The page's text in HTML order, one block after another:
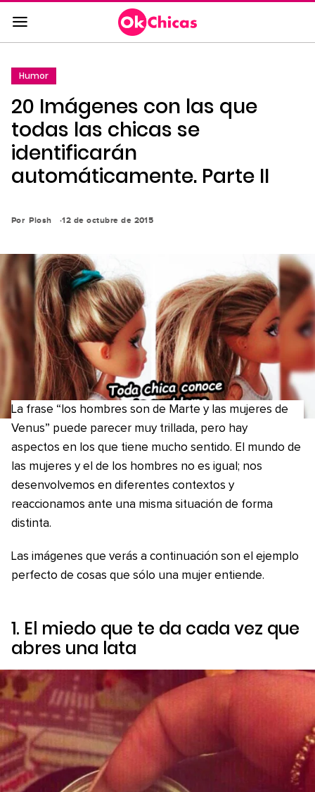
Saltar
al
contenido
a
la
navegación
principal
Humor
20 Imágenes con las que
todas las chicas se
identificarán
automáticamente. Parte II
Por Piosh 12 de octubre de 2015
La frase “los hombres son de Marte y las mujeres de
Venus” puede parecer muy trillada, pero hay
aspectos en los que tiene mucho sentido. El mundo de
las mujeres y el de los hombres no es igual; nos
desenvolvemos en diferentes contextos y
reaccionamos ante una misma situación de forma
distinta.
Las imágenes que verás a continuación son el ejemplo
perfecto de cosas que sólo una mujer entiende.
1. El miedo que te da cada vez que
abres una lata